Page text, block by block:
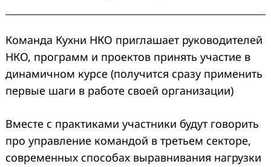
Команда Кухни НКО приглашает руководителей
НКО, программ и проектов принять участие в
динамичном курсе (получится сразу применить
первые шаги в работе своей организации)
Вместе с практиками участники будут говорить
про управление командой в третьем секторе,
современных способах выравнивания нагрузки